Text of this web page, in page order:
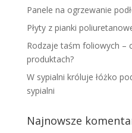
Panele na ogrzewanie
Płyty z pianki
Rodzaje taśm foliowych –
produktach?
W sypialni króluje łóżko
sypialni
Najnowsze